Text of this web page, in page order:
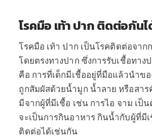
โรคมือ เท้า ปาก ติดต่อกันไ
โรคมือ เท้า ปาก เป็นโรคติดต่อจาก
โดยตรงทางปาก ซึ่งการรับเชื้อทาง
คือ การที่เด็กมีเชื้ออยู่ที่มือแล้วนำข
ถูกสัมผัสด้วยน้ำมูก น้ำลาย หรือสาร
มีจากผู้ที่มีเชื้อ เช่น การไอ จาม เป็
จะเป็นการกินอาหาร กินน้ำกับผู้ที่มี
ติดต่อได้เช่นกัน